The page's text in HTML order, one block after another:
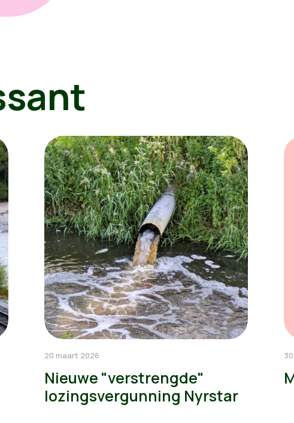
20 maart 2026
Nieuwe "verstrengde"
lozingsvergunning Nyrstar